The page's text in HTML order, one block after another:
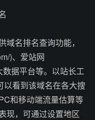
名排名查询功能，
)、爱站网
据平台等。以站长工
以看到该域名在各大搜
和移动端流量估算等
现，可通过设置地区